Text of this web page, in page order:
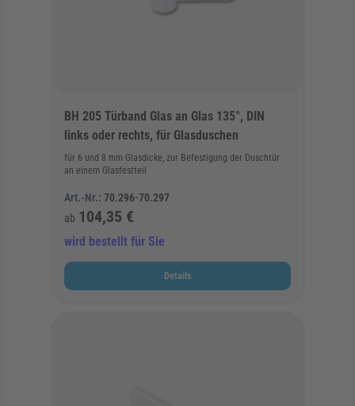
BH 205 Türband Glas an Glas 135°, DIN
links oder rechts, für Glasduschen
für 6 und 8 mm Glasdicke, zur Befestigung der Duschtür
an einem Glasfestteil
Art.-Nr.: 70.296-70.297
ab 104,35 €
wird bestellt für Sie
Details